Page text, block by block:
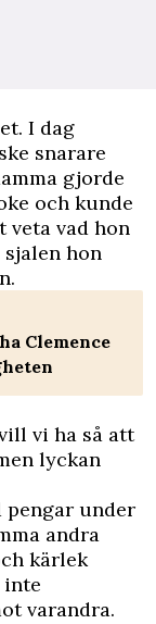
I dag
snarare
gjorde
och kunde
veta vad hon
hon
Clemence
vi ha så att
lyckan
pengar under
andra
kärlek
inte
varandra.